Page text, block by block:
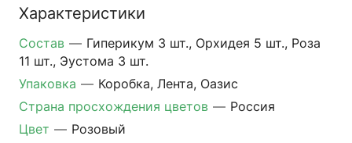
Характеристики
Состав — Гиперикум 3 шт., Орхидея 5 шт., Роза
11 шт., Эустома 3 шт.
Упаковка — Коробка, Лента, Оазис
Страна просхождения цветов — Россия
Цвет — Розовый